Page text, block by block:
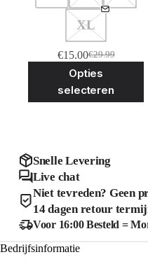
XL
€29.99
prijs
was:
€29.99.
€15.00Huidige
prijs
is:
€15.00.
Opties
selecteren
Snelle Levering
Live chat
Niet tevreden? Geen
14 dagen retour
Voor 16:00 Besteld =
Bedrijfsinformatie